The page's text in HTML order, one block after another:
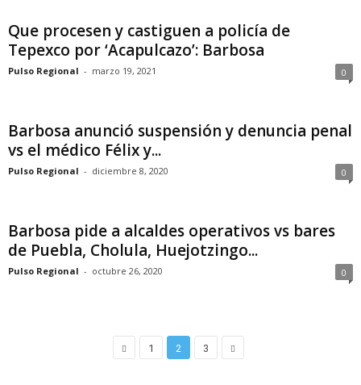
Que procesen y castiguen a policía de
Tepexco por ‘Acapulcazo’: Barbosa
Pulso Regional - marzo 19, 2021 0
Barbosa anunció suspensión y denuncia penal
vs el médico Félix y...
Pulso Regional - diciembre 8, 2020 0
Barbosa pide a alcaldes operativos vs bares
de Puebla, Cholula, Huejotzingo...
Pulso Regional - octubre 26, 2020 0
1 2 3